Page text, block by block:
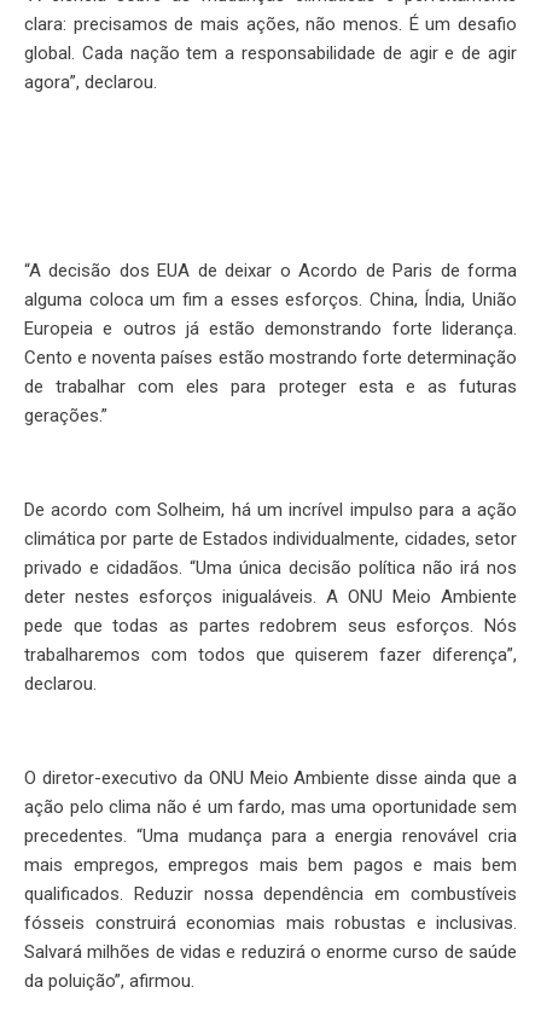
clara: precisamos de mais ações, não menos. É um desafio
global. Cada nação tem a responsabilidade de agir e de agir
agora”, declarou.
“A decisão dos EUA de deixar o Acordo de Paris de forma
alguma coloca um fim a esses esforços. China, Índia, União
Europeia e outros já estão demonstrando forte liderança.
Cento e noventa países estão mostrando forte determinação
de trabalhar com eles para proteger esta e as futuras
gerações.”
De acordo com Solheim, há um incrível impulso para a ação
climática por parte de Estados individualmente, cidades, setor
privado e cidadãos. “Uma única decisão política não irá nos
deter nestes esforços inigualáveis. A ONU Meio Ambiente
pede que todas as partes redobrem seus esforços. Nós
trabalharemos com todos que quiserem fazer diferença”,
declarou.
O diretor-executivo da ONU Meio Ambiente disse ainda que a
ação pelo clima não é um fardo, mas uma oportunidade sem
precedentes. “Uma mudança para a energia renovável cria
mais empregos, empregos mais bem pagos e mais bem
qualificados. Reduzir nossa dependência em combustíveis
fósseis construirá economias mais robustas e inclusivas.
Salvará milhões de vidas e reduzirá o enorme curso de saúde
da poluição”, afirmou.